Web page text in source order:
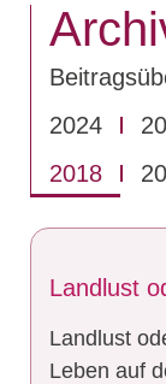
Landlust
Landlust
Leben auf
2024
2018